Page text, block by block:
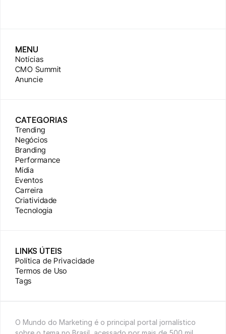
MENU
Notícias
CMO Summit
Anuncie
CATEGORIAS
Trending
Negócios
Branding
Performance
Mídia
Eventos
Carreira
Criatividade
Tecnologia
LINKS ÚTEIS
Política de Privacidade
Termos de Uso
Tags
O Mundo do Marketing é o principal portal jornalístico